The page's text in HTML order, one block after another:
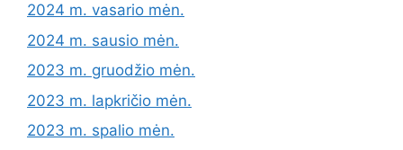
2024 m. vasario mėn.
2024 m. sausio mėn.
2023 m. gruodžio mėn.
2023 m. lapkričio mėn.
2023 m. spalio mėn.